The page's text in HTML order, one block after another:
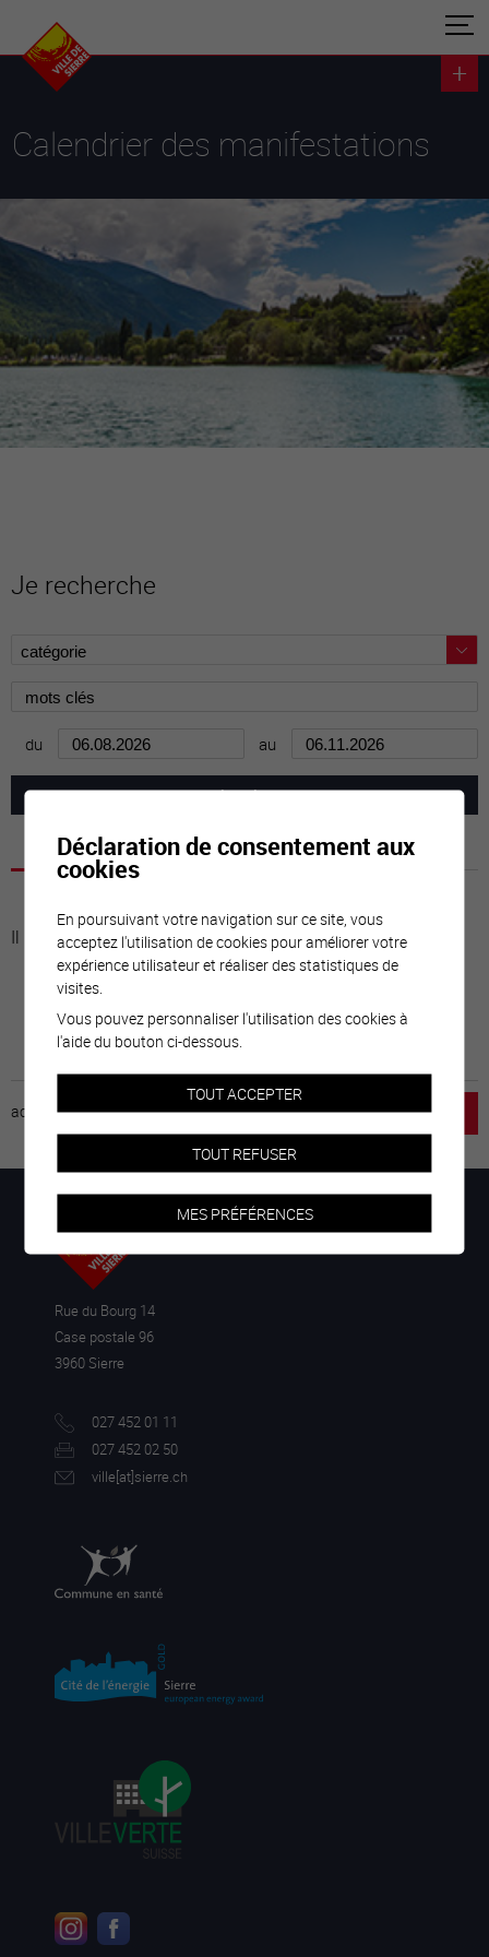
Calendrier des manifestations
Je recherche
du au
Il n'y a aucune activité à cette date
accueil horaire emploi mentions légales
Rue du Bourg 14
Case postale 96
3960 Sierre
027 452 01 11
027 452 02 50
ville[at]sierre.ch
Déclaration de consentement aux
cookies
En poursuivant votre navigation sur ce site, vous
acceptez l'utilisation de cookies pour améliorer votre
expérience utilisateur et réaliser des statistiques de
visites.
Vous pouvez personnaliser l'utilisation des cookies à
l'aide du bouton ci-dessous.
TOUT ACCEPTER
TOUT REFUSER
MES PRÉFÉRENCES